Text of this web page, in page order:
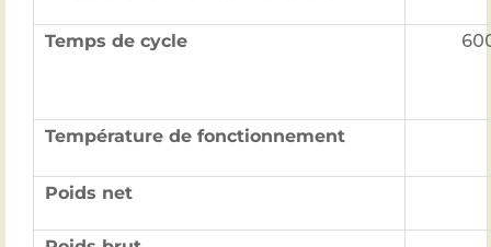
Temps de cycle
Température de fonctionnement
Poids net